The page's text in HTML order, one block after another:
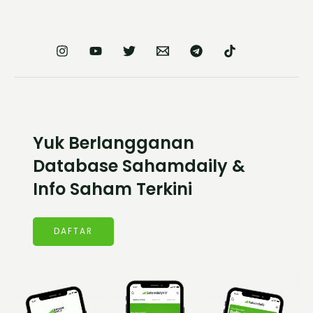
Yuk Berlangganan
Database Sahamdaily &
Info Saham Terkini
DAFTAR